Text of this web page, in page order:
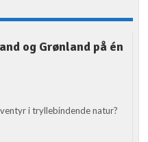
og Grønland på én
i tryllebindende natur?